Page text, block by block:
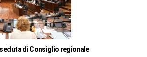
di Consiglio regionale